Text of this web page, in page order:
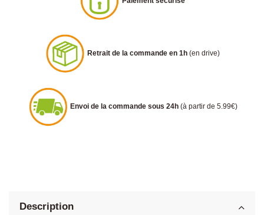
Retrait de la commande en 1h (en drive)
Envoi de la commande sous 24h (à partir de 5.99€)
Description